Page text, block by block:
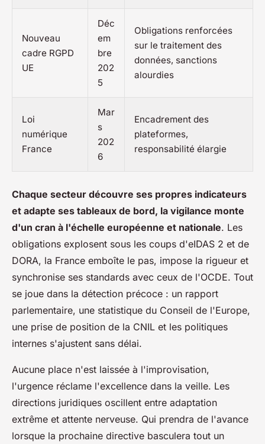
Nouveau
cadre RGPD
UE
Déc
em
bre
202
5
Obligations renforcées
sur le traitement des
données, sanctions
alourdies
Loi
numérique
France
Mar
s
202
6
Encadrement des
plateformes,
responsabilité élargie
Chaque secteur découvre ses propres indicateurs
et adapte ses tableaux de bord, la vigilance monte
d'un cran à l'échelle européenne et nationale. Les
obligations explosent sous les coups d'eIDAS 2 et de
DORA, la France emboîte le pas, impose la rigueur et
synchronise ses standards avec ceux de l'OCDE. Tout
se joue dans la détection précoce : un rapport
parlementaire, une statistique du Conseil de l'Europe,
une prise de position de la CNIL et les politiques
internes s'ajustent sans délai.
Aucune place n'est laissée à l'improvisation,
l'urgence réclame l'excellence dans la veille. Les
directions juridiques oscillent entre adaptation
extrême et attente nerveuse. Qui prendra de l'avance
lorsque la prochaine directive basculera tout un